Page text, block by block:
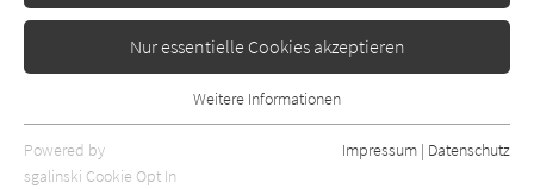
Nur essentielle Cookies akzeptieren
Essentielle Cookies werden für grundlegende Funktionen der
Webseite benötigt. Dadurch ist gewährleistet, dass die Webseite
Weitere Informationen
Powered by
sgalinski Cookie Opt In
Impressum | Datenschutz